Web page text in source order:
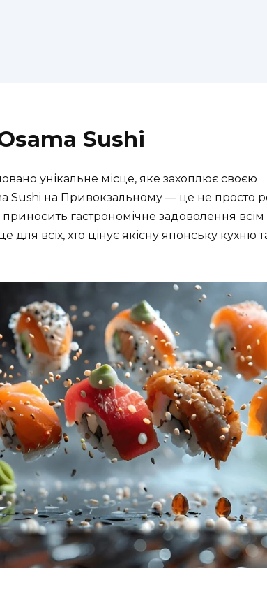
Sushi
унікальне місце, яке захоплює своєю
Sushi на Привокзальному — це не просто
гастрономічне задоволення всім
для всіх, хто цінує якісну японську кухню